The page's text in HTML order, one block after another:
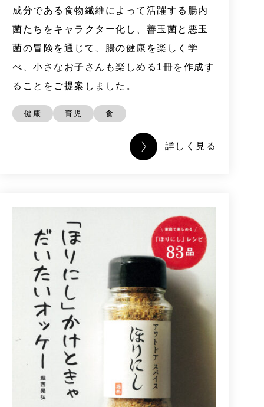
成分である食物繊維によって活躍する腸内
菌たちをキャラクター化し、善玉菌と悪玉
菌の冒険を通じて、腸の健康を楽しく学
べ、小さなお子さんも楽しめる1冊を作成す
ることをご提案しました。
健康 育児 食
詳しく見る